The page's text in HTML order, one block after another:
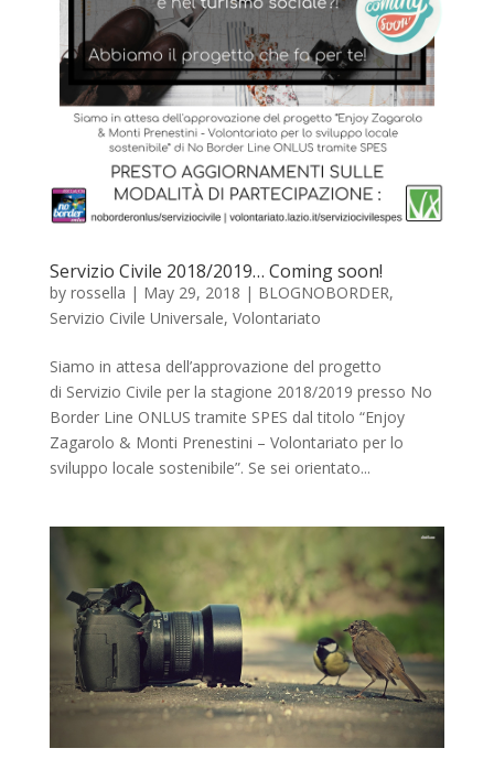
Servizio Civile 2018/2019… Coming soon!
by rossella | May 29, 2018 | BLOGNOBORDER,
Servizio Civile Universale, Volontariato
Siamo in attesa dell’approvazione del progetto
di Servizio Civile per la stagione 2018/2019 presso No
Border Line ONLUS tramite SPES dal titolo “Enjoy
Zagarolo & Monti Prenestini – Volontariato per lo
sviluppo locale sostenibile”. Se sei orientato...